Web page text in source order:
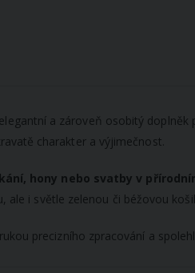
a zároveň osobitý
charakter a výjimečnost.
hony nebo svatby v
ale i světle zelenou či béžovou
precizního zpracování a